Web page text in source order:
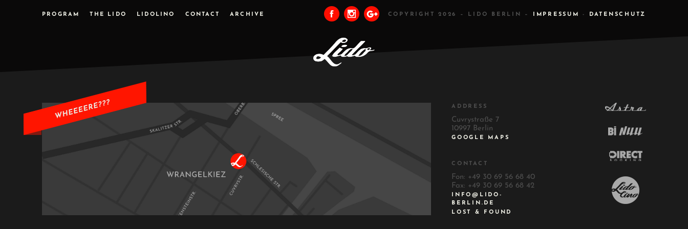
PROGRAM THE LIDO LIDOLINO CONTACT ARCHIVE COPYRIGHT 2026 – LIDO BERLIN – IMPRESSUM - DATENSCHUTZ
ADDRESS
Cuvrystraße 7
10997 Berlin
GOOGLE MAPS
CONTACT
Fon: +49 30 69 56 68 40
Fax: +49 30 69 56 68 42
INFO@LIDO-
BERLIN.DE
LOST & FOUND